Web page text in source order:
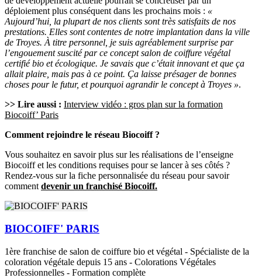
déploiement plus conséquent dans les prochains mois : «
Aujourd’hui, la plupart de nos clients sont très satisfaits de nos
prestations. Elles sont contentes de notre implantation dans la ville
de Troyes. À titre personnel, je suis agréablement surprise par
l’engouement suscité par ce concept salon de coiffure végétal
certifié bio et écologique. Je savais que c’était innovant et que ça
allait plaire, mais pas à ce point. Ça laisse présager de bonnes
choses pour le futur, et pourquoi agrandir le concept à Troyes ».
>> Lire aussi : Interview vidéo : gros plan sur la formation
Biocoiff’ Paris
Comment rejoindre le réseau Biocoiff ?
Vous souhaitez en savoir plus sur les réalisations de l’enseigne
Biocoiff et les conditions requises pour se lancer à ses côtés ?
Rendez-vous sur la fiche personnalisée du réseau pour savoir
comment devenir un franchisé Biocoiff.
BIOCOIFF' PARIS
1ère franchise de salon de coiffure bio et végétal - Spécialiste de la
coloration végétale depuis 15 ans - Colorations Végétales
Professionnelles - Formation complète